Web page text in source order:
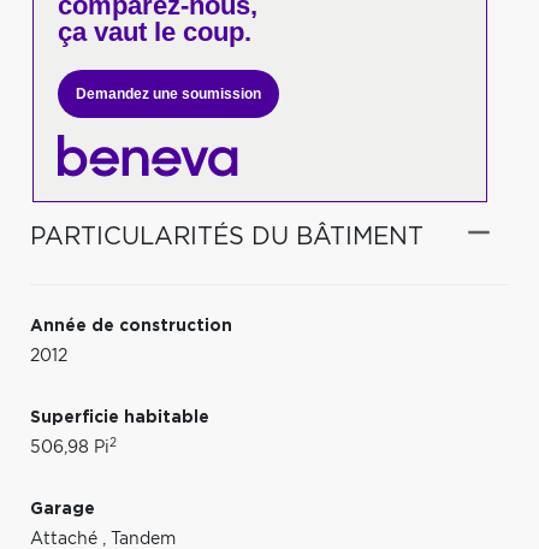
ça vaut le coup.
Demandez une soumission
PARTICULARITÉS DU BÂTIMENT
Année de construction
2012
Superficie habitable
506,98 Pi2
Garage
Attaché , Tandem